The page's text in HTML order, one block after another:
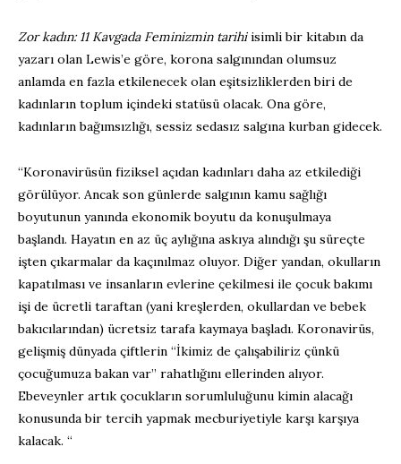
Zor kadın: 11 Kavgada Feminizmin tarihiisimli bir kitabın da
yazarı olan Lewis’e göre, korona salgınından olumsuz
anlamda en fazla etkilenecek olan eşitsizliklerden biri de
kadınların toplum içindeki statüsü olacak. Ona göre,
kadınların bağımsızlığı, sessiz sedasız salgına kurban gidecek.
“Koronavirüsün fiziksel açıdan kadınları daha az etkilediği
görülüyor. Ancak son günlerde salgının kamu sağlığı
boyutunun yanında ekonomik boyutu da konuşulmaya
başlandı. Hayatın en az üç aylığına askıya alındığı şu süreçte
işten çıkarmalar da kaçınılmaz oluyor. Diğer yandan, okulların
kapatılması ve insanların evlerine çekilmesi ile çocuk bakımı
işi de ücretli taraftan (yani kreşlerden, okullardan ve bebek
bakıcılarından) ücretsiz tarafa kaymaya başladı. Koronavirüs,
gelişmiş dünyada çiftlerin “İkimiz de çalışabiliriz çünkü
çocuğumuza bakan var” rahatlığını ellerinden alıyor.
Ebeveynler artık çocukların sorumluluğunu kimin alacağı
konusunda bir tercih yapmak mecburiyetiyle karşı karşıya
kalacak. “